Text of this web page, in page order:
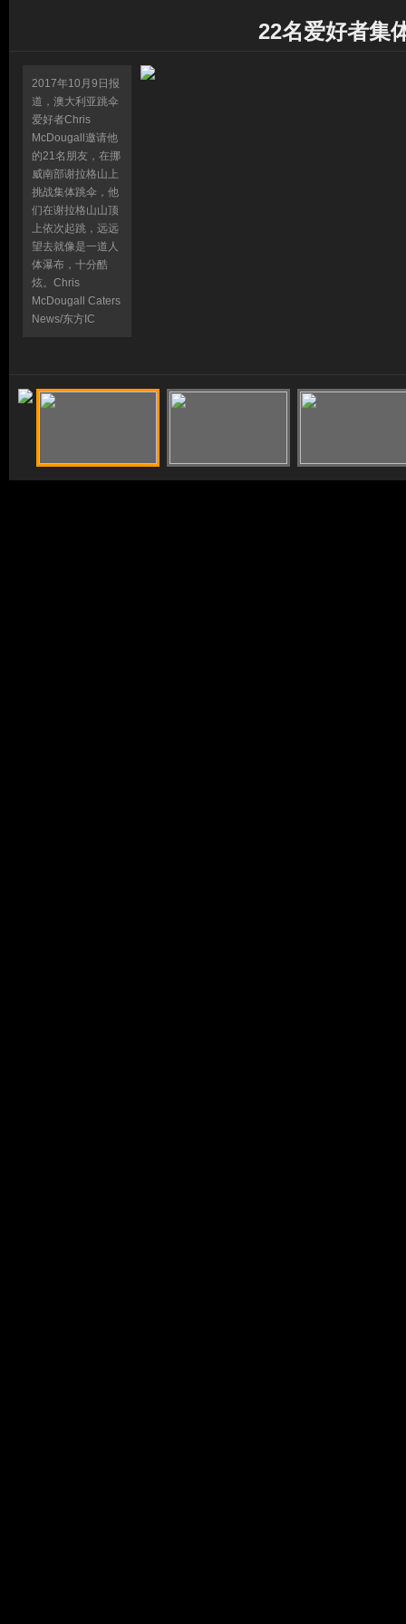
22名爱好者集
2017年10月9日报
道，澳大利亚跳伞
爱好者Chris
McDougall邀请他
的21名朋友，在挪
威南部谢拉格山上
挑战集体跳伞，他
们在谢拉格山山顶
上依次起跳，远远
望去就像是一道人
体瀑布，十分酷
炫。Chris
McDougall Caters
News/东方IC